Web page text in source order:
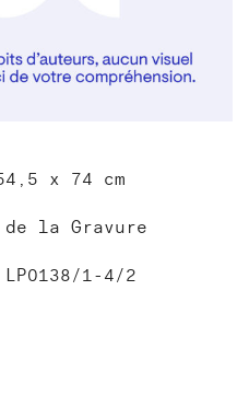
x 74 cm
la Gravure
1-4/2